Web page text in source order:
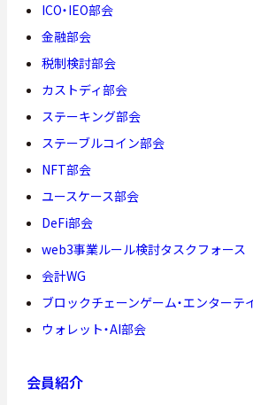
ICO・IEO部会
金融部会
税制検討部会
カストディ部会
ステーキング部会
ステーブルコイン部会
NFT部会
ユースケース部会
DeFi部会
web3事業ルール検討タスクフォース
会計WG
ブロックチェーンゲーム・エンターテ
ウォレット・AI部会
会員紹介